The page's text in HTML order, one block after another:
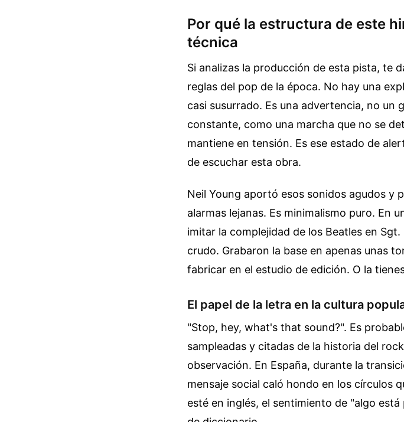
Por qué la estructura de este
técnica
Si analizas la producción de esta pista, te
reglas del pop de la época. No hay una
casi susurrado. Es una advertencia, no un
constante, como una marcha que no se
mantiene en tensión. Es ese estado de
de escuchar esta obra.
Neil Young aportó esos sonidos agudos y
alarmas lejanas. Es minimalismo puro. En
imitar la complejidad de los Beatles en
crudo. Grabaron la base en apenas unas
fabricar en el estudio de edición. O la
El papel de la letra en la cultura
"Stop, hey, what's that sound?". Es
sampleadas y citadas de la historia del
observación. En España, durante la
mensaje social caló hondo en los círculos
esté en inglés, el sentimiento de "algo